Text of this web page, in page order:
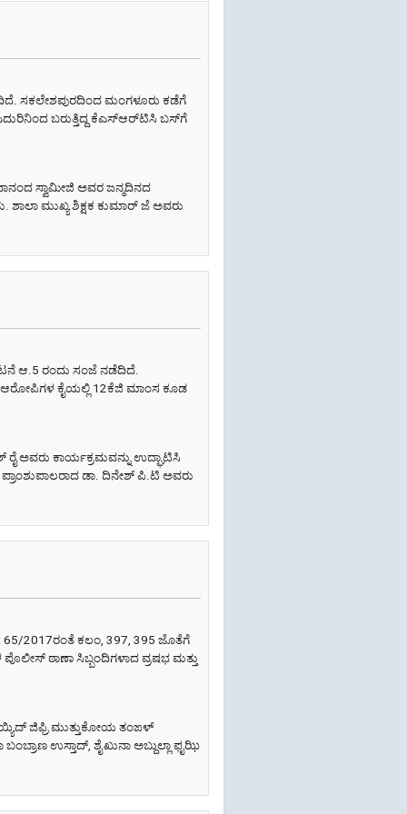
ಸಕಲೇಶಪುರದಿಂದ ಮಂಗಳೂರು ಕಡೆಗೆ
ಎದುರಿನಿಂದ ಬರುತ್ತಿದ್ದ ಕೆಎಸ್‌ಆರ್‌ಟಿಸಿ ಬಸ್‌ಗೆ
ಸ್ವಾಮೀಜಿ ಅವರ ಜನ್ಮದಿನದ
ಶಾಲಾ ಮುಖ್ಯ ಶಿಕ್ಷಕ ಕುಮಾರ್ ಜೆ ಅವರು
ಆ.5 ರಂದು ಸಂಜೆ ನಡೆದಿದೆ.
ಕೈಯಲ್ಲಿ 12ಕೆಜಿ ಮಾಂಸ ಕೂಡ
ರೈ ಅವರು ಕಾರ್ಯಕ್ರಮವನ್ನು ಉದ್ಘಾಟಿಸಿ
ಡಾ. ದಿನೇಶ್ ಪಿ.ಟಿ ಅವರು
2017ರಂತೆ ಕಲಂ, 397, 395 ಜೊತೆಗೆ
ಠಾಣಾ ಸಿಬ್ಬಂದಿಗಳಾದ ವ್ರಷಭ ಮತ್ತು
ಜಿಫ್ರಿ ಮುತ್ತುಕೋಯ ತಂಙಳ್
ಉಸ್ತಾದ್, ಶೈಖುನಾ ಅಬ್ದುಲ್ಲಾ ಫೖಝಿ